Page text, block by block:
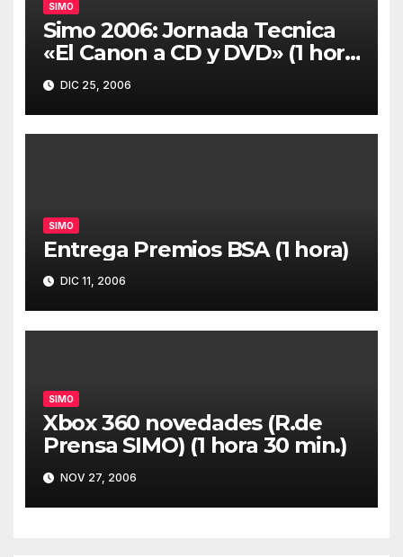
SIMO
Simo 2006: Jornada Tecnica
«El Canon a CD y DVD» (1 hora
30 minutos)
DIC 25, 2006
SIMO
Entrega Premios BSA (1 hora)
DIC 11, 2006
SIMO
Xbox 360 novedades (R.de
Prensa SIMO) (1 hora 30 min.)
NOV 27, 2006